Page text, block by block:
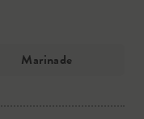
Marinade